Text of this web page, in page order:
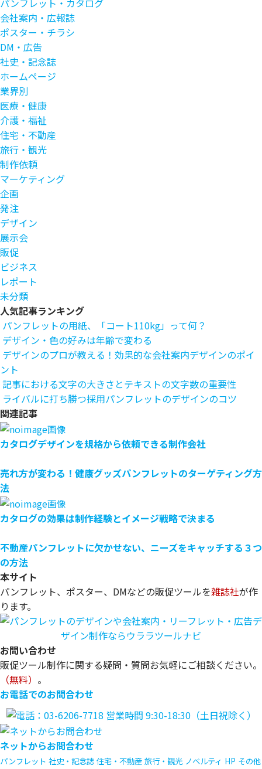
パンフレット・カタログ
会社案内・広報誌
ポスター・チラシ
DM・広告
社史・記念誌
ホームページ
業界別
医療・健康
介護・福祉
住宅・不動産
旅行・観光
制作依頼
マーケティング
企画
発注
デザイン
展示会
販促
ビジネス
レポート
未分類
人気記事ランキング
パンフレットの用紙、「コート110kg」って何？
デザイン・色の好みは年齢で変わる
デザインのプロが教える！効果的な会社案内デザインのポイ
ント
記事における文字の大きさとテキストの文字数の重要性
ライバルに打ち勝つ採用パンフレットのデザインのコツ
関連記事
カタログデザインを規格から依頼できる制作会社
売れ方が変わる！健康グッズパンフレットのターゲティング方
法
カタログの効果は制作経験とイメージ戦略で決まる
不動産パンフレットに欠かせない、ニーズをキャッチする３つ
の方法
本サイト
パンフレット、ポスター、DMなどの販促ツールを雑誌社が作
ります。
お問い合わせ
販促ツール制作に関する疑問・質問お気軽にご相談ください。
（無料） 。
お電話でのお問合わせ
ネットからお問合わせ
パンフレット 社史・記念誌 住宅・不動産 旅行・観光 ノベルティ HP その他